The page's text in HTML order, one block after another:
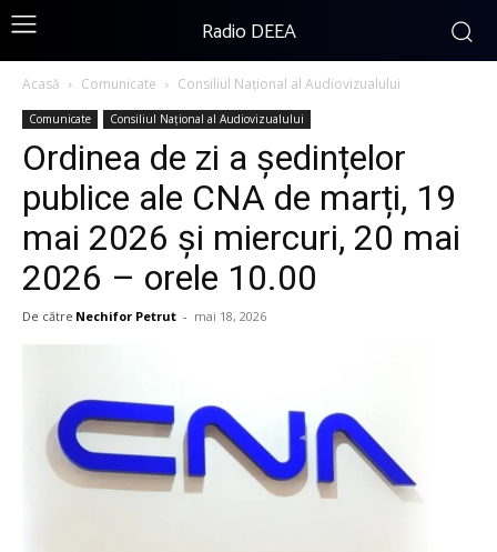
Radio DEEA
Acasă Comunicate Consiliul Național al Audiovizualului
Comunicate Consiliul Național al Audiovizualului
Ordinea de zi a ședințelor
publice ale CNA de marți, 19
mai 2026 și miercuri, 20 mai
2026 – orele 10.00
De către Nechifor Petrut - mai 18, 2026